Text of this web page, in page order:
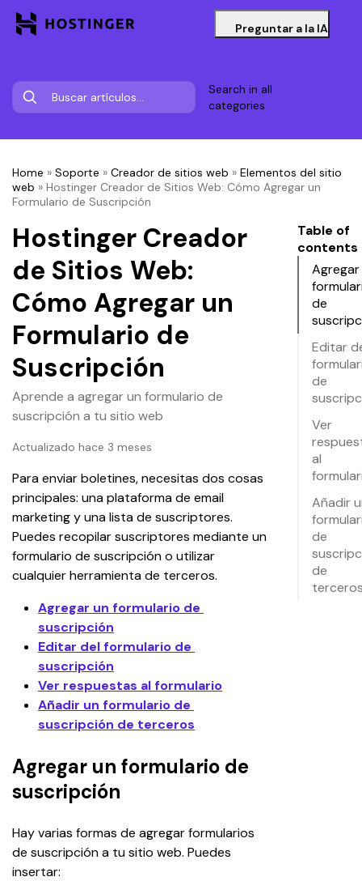
Preguntar a la IA
Search in all
categories
Home » Soporte » Creador de sitios web » Elementos del sitio
web » Hostinger Creador de Sitios Web: Cómo Agregar un
Formulario de Suscripción
Hostinger Creador
de Sitios Web:
Cómo Agregar un
Formulario de
Suscripción
Aprende a agregar un formulario de
suscripción a tu sitio web
Actualizado hace 3 meses
Para enviar boletines, necesitas dos cosas
principales: una plataforma de email
marketing y una lista de suscriptores.
Puedes recopilar suscriptores mediante un
formulario de suscripción o utilizar
cualquier herramienta de terceros.
Agregar un formulario de
suscripción
Editar del formulario de
suscripción
Ver respuestas al formulario
Añadir un formulario de
suscripción de terceros
Agregar un formulario de
suscripción
Hay varias formas de agregar formularios
de suscripción a tu sitio web. Puedes
insertar:
Table of
contents
de
Editar
de
Ver
al
Añadir
de
de